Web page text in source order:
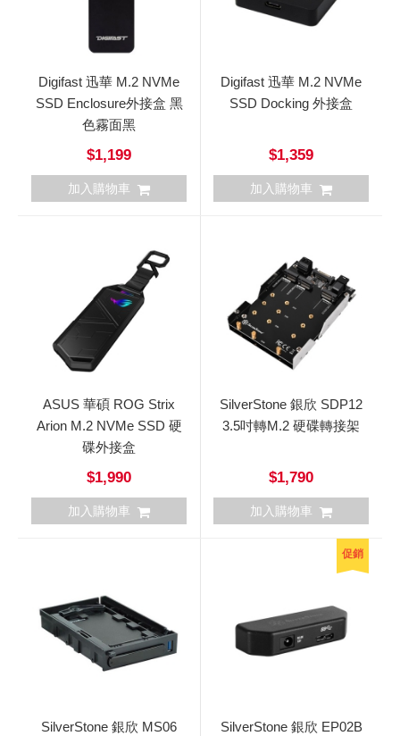
Digifast 迅華 M.2 NVMe
SSD Enclosure外接盒 黑
色霧面黑
$1,199
加入購物車
Digifast 迅華 M.2 NVMe
SSD Docking 外接盒
$1,359
加入購物車
ASUS 華碩 ROG Strix
Arion M.2 NVMe SSD 硬
碟外接盒
$1,990
加入購物車
SilverStone 銀欣 SDP12
3.5吋轉M.2 硬碟轉接架
$1,790
加入購物車
SilverStone 銀欣 MS06
促銷
SilverStone 銀欣 EP02B